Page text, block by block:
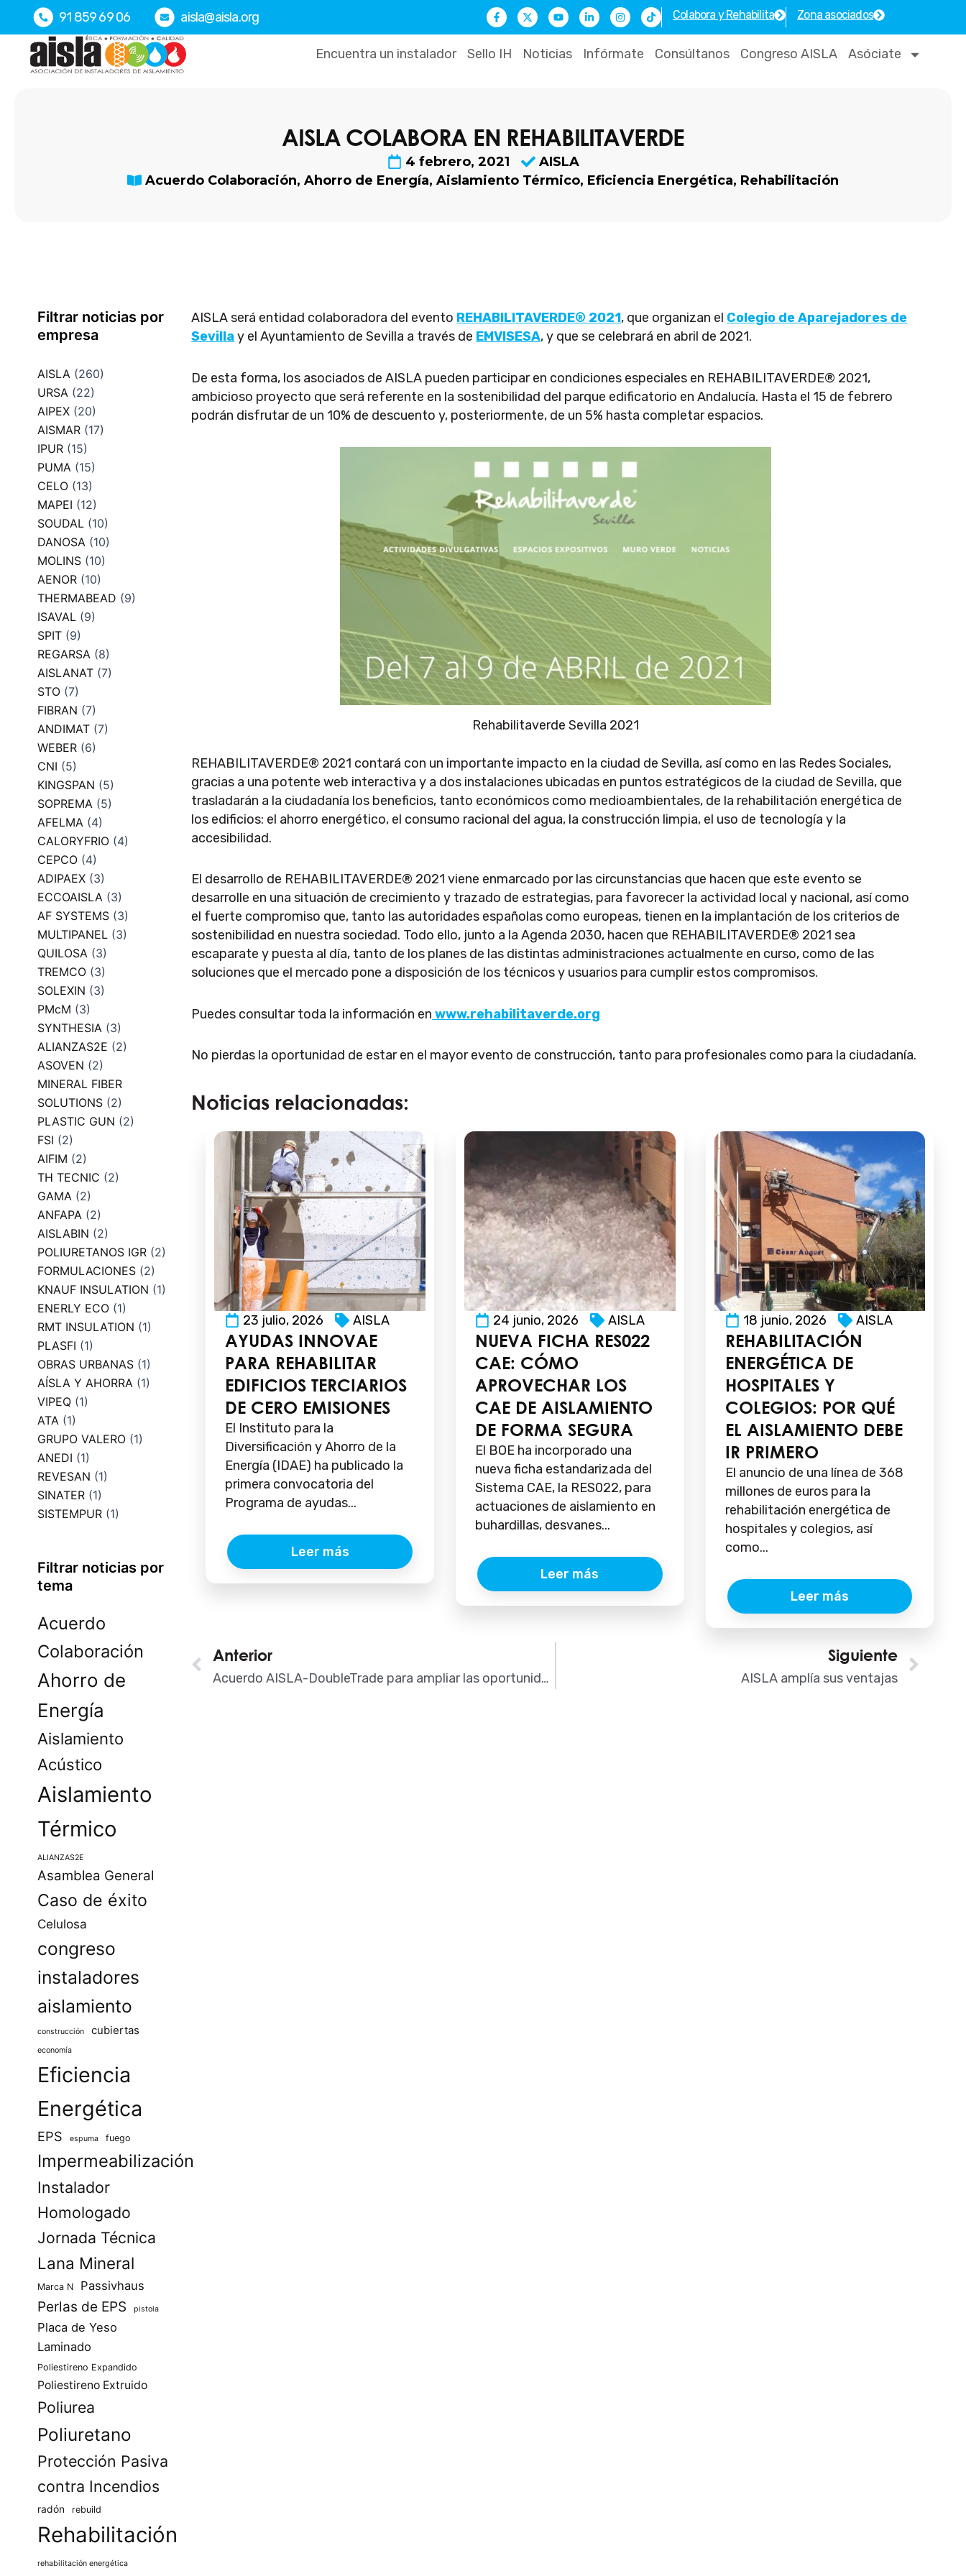
contenido
91 859 69 06 aisla@aisla.org
F
a
c
b
o
X
-
t
i
t
Y
o
u
u
b
L
i
n
e
d
I
n
s
a
g
T
i
k
o
Colabora y Rehabilita Zona asociados
Encuentra un instalador Sello IH Noticias Infórmate Consúltanos Congreso AISLA Asóciate
AISLA COLABORA EN REHABILITAVERDE
4 febrero, 2021
AISLA
Acuerdo Colaboración, Ahorro de Energía, Aislamiento Térmico, Eficiencia Energética, Rehabilitación
Filtrar noticias por
empresa
AISLA (260)
URSA (22)
AIPEX (20)
AISMAR (17)
IPUR (15)
PUMA (15)
CELO (13)
MAPEI (12)
SOUDAL (10)
DANOSA (10)
MOLINS (10)
AENOR (10)
THERMABEAD (9)
ISAVAL (9)
SPIT (9)
REGARSA (8)
AISLANAT (7)
STO (7)
FIBRAN (7)
ANDIMAT (7)
WEBER (6)
CNI (5)
KINGSPAN (5)
SOPREMA (5)
AFELMA (4)
CALORYFRIO (4)
CEPCO (4)
ADIPAEX (3)
ECCOAISLA (3)
AF SYSTEMS (3)
MULTIPANEL (3)
QUILOSA (3)
TREMCO (3)
SOLEXIN (3)
PMcM (3)
SYNTHESIA (3)
ALIANZAS2E (2)
ASOVEN (2)
MINERAL FIBER
SOLUTIONS (2)
PLASTIC GUN (2)
FSI (2)
AIFIM (2)
TH TECNIC (2)
GAMA (2)
ANFAPA (2)
AISLABIN (2)
POLIURETANOS IGR (2)
FORMULACIONES (2)
KNAUF INSULATION (1)
ENERLY ECO (1)
RMT INSULATION (1)
PLASFI (1)
OBRAS URBANAS (1)
AÍSLA Y AHORRA (1)
VIPEQ (1)
ATA (1)
GRUPO VALERO (1)
ANEDI (1)
REVESAN (1)
SINATER (1)
SISTEMPUR (1)
Filtrar noticias por
tema
Acuerdo
Colaboración
Ahorro de
Energía
Aislamiento
Acústico
Aislamiento
Térmico
ALIANZAS2E
Asamblea General
Caso de éxito
Celulosa
congreso
instaladores
aislamiento
construcción cubiertas
economía
Eficiencia
Energética
EPS espuma fuego
Impermeabilización
Instalador
Homologado
Jornada Técnica
Lana Mineral
Marca N Passivhaus
Perlas de EPS pistola
Placa de Yeso
Laminado
Poliestireno Expandido
Poliestireno Extruido
Poliurea
Poliuretano
Protección Pasiva
contra Incendios
radón rebuild
Rehabilitación
rehabilitación energética
AISLA será entidad colaboradora del evento REHABILITAVERDE® 2021, que organizan el Colegio de Aparejadores de
Sevillay el Ayuntamiento de Sevilla a través de EMVISESA, y que se celebrará en abril de 2021.
De esta forma, los asociados de AISLA pueden participar en condiciones especiales en REHABILITAVERDE® 2021,
ambicioso proyecto que será referente en la sostenibilidad del parque edificatorio en Andalucía. Hasta el 15 de febrero
podrán disfrutar de un 10% de descuento y, posteriormente, de un 5% hasta completar espacios.
Rehabilitaverde Sevilla 2021
REHABILITAVERDE® 2021 contará con un importante impacto en la ciudad de Sevilla, así como en las Redes Sociales,
gracias a una potente web interactiva y a dos instalaciones ubicadas en puntos estratégicos de la ciudad de Sevilla, que
trasladarán a la ciudadanía los beneficios, tanto económicos como medioambientales, de la rehabilitación energética de
los edificios: el ahorro energético, el consumo racional del agua, la construcción limpia, el uso de tecnología y la
accesibilidad.
El desarrollo de REHABILITAVERDE® 2021 viene enmarcado por las circunstancias que hacen que este evento se
desarrolle en una situación de crecimiento y trazado de estrategias, para favorecer la actividad local y nacional, así como
el fuerte compromiso que, tanto las autoridades españolas como europeas, tienen en la implantación de los criterios de
sostenibilidad en nuestra sociedad. Todo ello, junto a la Agenda 2030, hacen que REHABILITAVERDE® 2021 sea
escaparate y puesta al día, tanto de los planes de las distintas administraciones actualmente en curso, como de las
soluciones que el mercado pone a disposición de los técnicos y usuarios para cumplir estos compromisos.
Puedes consultar toda la información en www.rehabilitaverde.org
No pierdas la oportunidad de estar en el mayor evento de construcción, tanto para profesionales como para la ciudadanía.
Noticias relacionadas:
23 julio, 2026 AISLA
AYUDAS INNOVAE
PARA REHABILITAR
EDIFICIOS TERCIARIOS
DE CERO EMISIONES
El Instituto para la
Diversificación y Ahorro de la
Energía (IDAE) ha publicado la
primera convocatoria del
Programa de ayudas...
Leer más
24 junio, 2026 AISLA
NUEVA FICHA RES022
CAE: CÓMO
APROVECHAR LOS
CAE DE AISLAMIENTO
DE FORMA SEGURA
El BOE ha incorporado una
nueva ficha estandarizada del
Sistema CAE, la RES022, para
actuaciones de aislamiento en
buhardillas, desvanes...
Leer más
18 junio, 2026 AISLA
REHABILITACIÓN
ENERGÉTICA DE
HOSPITALES Y
COLEGIOS: POR QUÉ
EL AISLAMIENTO DEBE
IR PRIMERO
El anuncio de una línea de 368
millones de euros para la
rehabilitación energética de
hospitales y colegios, así
como...
Leer más
Ant
Anterior
Acuerdo AISLA-DoubleTrade para ampliar las oportunidades de negocio entre los asociados
Siguiente
AISLA amplía sus ventajas